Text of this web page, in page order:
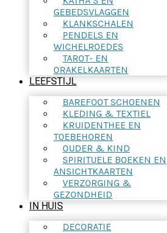
GEBEDSVLAGGEN
KLANKSCHALEN
PENDELS EN
WICHELROEDES
TAROT- EN
ORAKELKAARTEN
LEEFSTIJL
BAREFOOT SCHOENEN
KLEDING & TEXTIEL
KRUIDENTHEE EN
TOEBEHOREN
OUDER & KIND
SPIRITUELE BOEKEN EN
ANSICHTKAARTEN
VERZORGING &
GEZONDHEID
IN HUIS
DECORATIE